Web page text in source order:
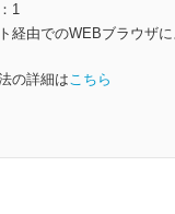
1
経由でのWEBブラウザ
の詳細はこちら